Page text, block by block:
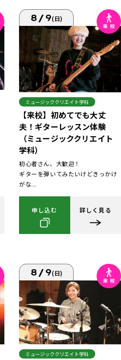
8/9(日)
ミュージッククリエイト学科
【来校】初めてでも大丈
夫！ギターレッスン体験
（ミュージッククリエイト
学科）
初心者さん、大歓迎！
ギターを弾いてみたいけどきっかけ
がな...
申し込む 詳しく見る
8/9(日)
ミュージッククリエイト学科